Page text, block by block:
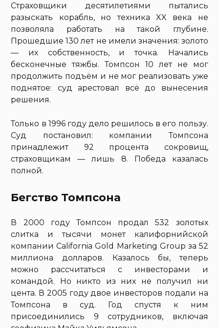
Страховщики десятилетиями пытались
разыскать корабль, но техника XX века не
позволяла работать на такой глубине.
Прошедшие 130 лет не имели значения: золото
— их собственность, и точка. Начались
бесконечные тяжбы. Томпсон 10 лет не мог
продолжить подъём и не мог реализовать уже
поднятое: суд арестовал всё до вынесения
решения.
Только в 1996 году дело решилось в его пользу.
Суд постановил: компании Томпсона
принадлежит 92 процента сокровищ,
страховщикам — лишь 8. Победа казалась
полной.
Бегство Томпсона
В 2000 году Томпсон продал 532 золотых
слитка и тысячи монет калифорнийской
компании California Gold Marketing Group за 52
миллиона долларов. Казалось бы, теперь
можно рассчитаться с инвесторами и
командой. Но никто из них не получил ни
цента. В 2005 году двое инвесторов подали на
Томпсона в суд. Год спустя к ним
присоединились 9 сотрудников, включая